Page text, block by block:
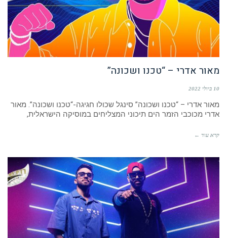
מאור אדרי – “טכנו ושכונה”
10 ביולי 2022
מאור אדרי – “טכנו ושכונה” סינגל שכולו חגיגה-“טכנו ושכונה”. מאור
אדרי מכוכבי הזמר הים תיכוני המצליחים במוסיקה הישראלית,
קרא עוד ←